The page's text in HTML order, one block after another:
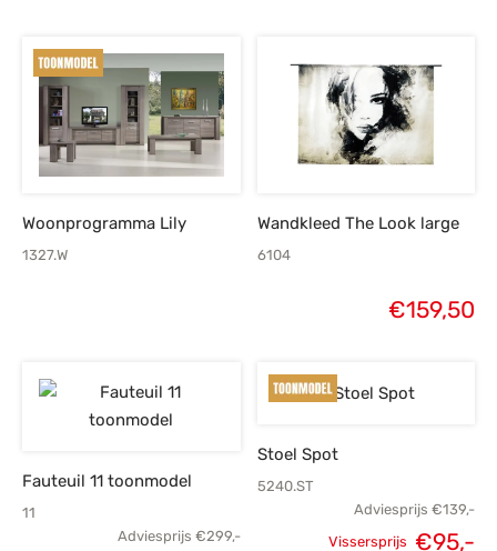
Woonprogramma Lily
1327.W
Wandkleed The Look large
6104
€159,50
Fauteuil 11 toonmodel
11
Adviesprijs €299,-
Stoel Spot
5240.ST
Adviesprijs €139,-
Oorspronkelijke
Vissersprijs €95,-